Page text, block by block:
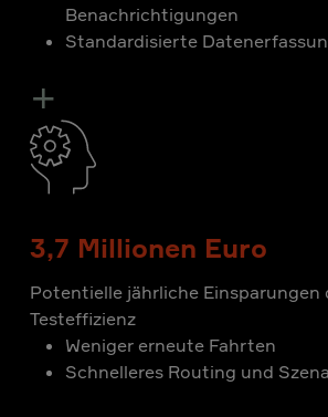
Benachrichtigungen
Standardisierte
+
3,7 Millionen Euro
Potentielle jährliche Einsparungen
Testeffizienz
Weniger erneute Fahrten
Schnelleres Routing und